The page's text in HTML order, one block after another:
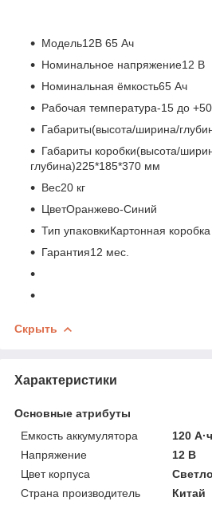
Модель12В 65 Ач
Номинальное напряжение12 В
Номинальная ёмкость65 Ач
Рабочая температура-15 до +50
Габариты(высота/ширина/
Габариты коробки(высота/
глубина)225*185*370 мм
Вес20 кг
ЦветОранжево-Синий
Тип упаковкиКартонная коробка
Гарантия12 мес.
Скрыть
Характеристики
Основные атрибуты
Емкость аккумулятора
120 А·ч
Напряжение
12 В
Цвет корпуса
Страна производитель
Китай